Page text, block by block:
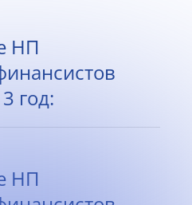
НП
год:
НП